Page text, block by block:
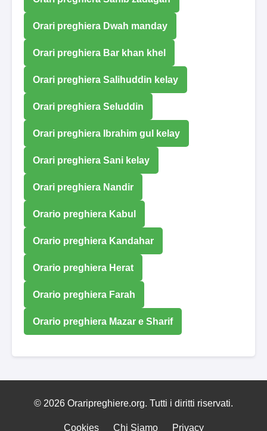
Orari preghiera Dwah manday
Orari preghiera Bar khan khel
Orari preghiera Salihuddin kelay
Orari preghiera Seluddin
Orari preghiera Ibrahim gul kelay
Orari preghiera Sani kelay
Orari preghiera Nandir
Orario preghiera Kabul
Orario preghiera Kandahar
Orario preghiera Herat
Orario preghiera Farah
Orario preghiera Mazar e Sharif
© 2026 Oraripreghiere.org. Tutti i diritti riservati.
Cookies Chi Siamo Privacy